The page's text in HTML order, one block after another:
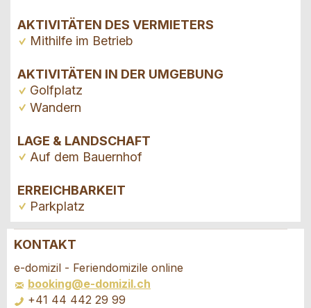
AKTIVITÄTEN DES VERMIETERS
Mithilfe im Betrieb
AKTIVITÄTEN IN DER UMGEBUNG
Golfplatz
Wandern
LAGE & LANDSCHAFT
Auf dem Bauernhof
ERREICHBARKEIT
Parkplatz
Anzeige beanstanden
Ihr Feedback wird sehr geschätzt!
Anzeige weiterempfehlen
Empfehlen Sie diese Anzeige an Freunde weiter.
KONTAKT
e-domizil - Feriendomizile online
booking@e-domizil.ch
+41 44 442 29 99